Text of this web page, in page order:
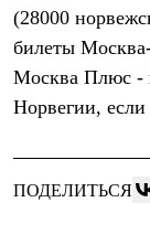
(28000
билеты
Москва Плюс -
Норвегии, если
ПОДЕЛИТЬСЯ